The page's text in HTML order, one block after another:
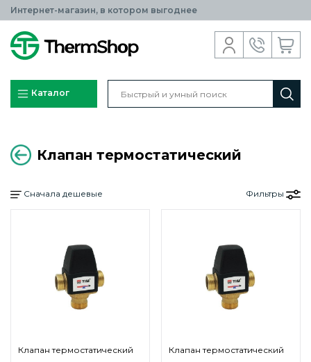
Интернет-магазин, в котором выгоднее
Каталог
Клапан термостатический
Сначала дешевые Фильтры
Клапан термостатический
Клапан термостатический